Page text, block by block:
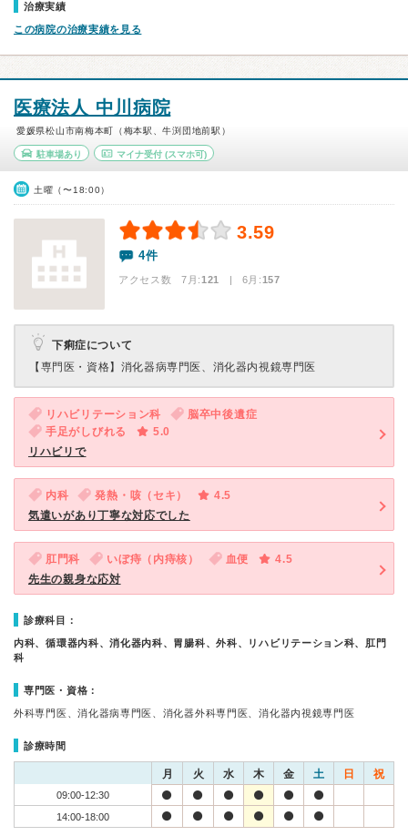
治療実績
この病院の治療実績を見る
医療法人 中川病院
愛媛県松山市南梅本町（梅本駅、牛渕団地前駅）
駐車場あり マイナ受付(スマホ可)
土曜（〜18:00）
3.59
4件
アクセス数 7月:121 | 6月:157
下痢症について
【専門医・資格】 消化器病専門医、消化器内視鏡専門医
リハビリテーション科
脳卒中後遺症
手足がしびれる
5.0
リハビリで
内科 発熱・咳（セキ）
4.5
気遣いがあり丁寧な対応でした
肛門科 いぼ痔（内痔核） 血便
4.5
先生の親身な応対
診療科目：
内科、循環器内科、消化器内科、胃腸科、外科、リハビリテーション科、肛門
科
専門医・資格：
外科専門医、消化器病専門医、消化器外科専門医、消化器内視鏡専門医
診療時間
月 火 水 木 金 土 日 祝
09:00-12:30
14:00-18:00